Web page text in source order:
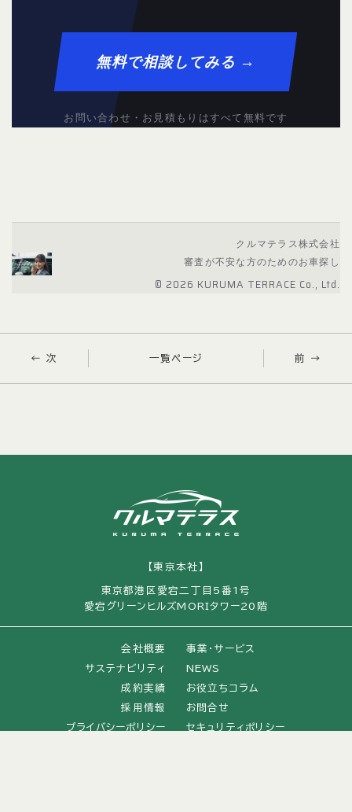
無料で相談してみる →
お問い合わせ・お見積もりはすべて無料です
クルマテラス株式会社
審査が不安な方のためのお車探し
© 2026 KURUMA TERRACE Co., Ltd.
← 次 一覧ページ 前 →
【東京本社】
東京都港区愛宕二丁目5番1号
愛宕グリーンヒルズMORIタワー20階
会社概要
事業・サービス
サステナビリティ
NEWS
成約実績
お役立ちコラム
採用情報
お問合せ
プライバシーポリシー
セキュリティポリシー